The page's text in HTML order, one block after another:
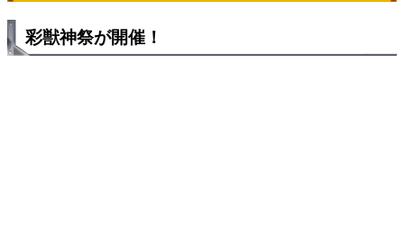
彩獣神祭が開催！